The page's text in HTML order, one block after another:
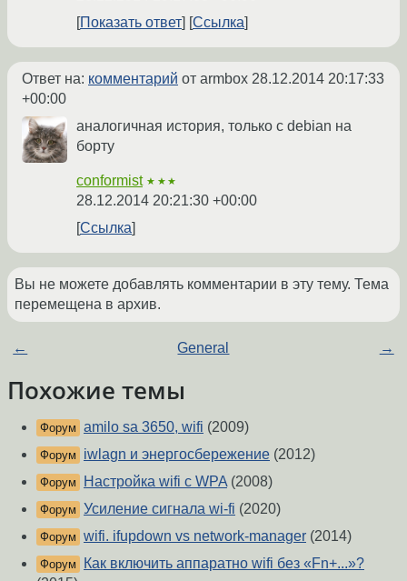
Показать ответ
Ссылка
Ответ на: комментарий от armbox 28.12.2014 20:17:33
+00:00
аналогичная история, только с debian на
бортy
conformist ★★★
28.12.2014 20:21:30 +00:00
Ссылка
Вы не можете добавлять комментарии в эту тему. Тема
перемещена в архив.
← General →
Похожие темы
Форум amilo sa 3650, wifi (2009)
Форум iwlagn и энергосбережение (2012)
Форум Настройка wifi c WPA (2008)
Форум Усиление сигнала wi-fi (2020)
Форум wifi. ifupdown vs network-manager (2014)
Форум
Как включить аппаратно wifi без «Fn+...»?